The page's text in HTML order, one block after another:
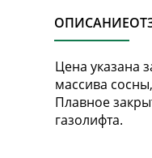
ОПИСАНИЕ
Цена указана
массива
Плавное
газолифта.